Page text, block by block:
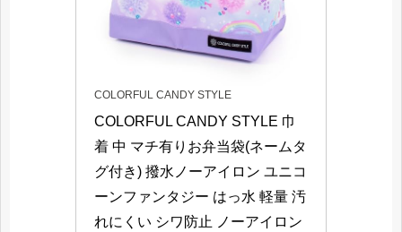
COLORFUL CANDY STYLE
COLORFUL CANDY STYLE 巾
着 中 マチ有りお弁当袋(ネームタ
グ付き) 撥水ノーアイロン ユニコ
ーンファンタジー はっ水 軽量 汚
れにくい シワ防止 ノーアイロン